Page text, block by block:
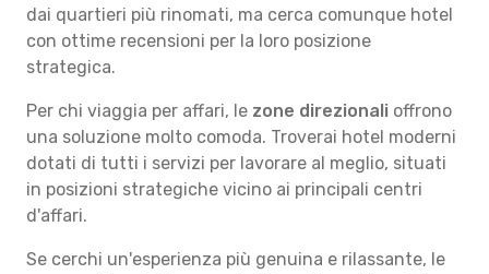
dai quartieri più rinomati, ma cerca comunque hotel
con ottime recensioni per la loro posizione
strategica.
Per chi viaggia per affari, le zone direzionali offrono
una soluzione molto comoda. Troverai hotel moderni
dotati di tutti i servizi per lavorare al meglio, situati
in posizioni strategiche vicino ai principali centri
d'affari.
Se cerchi un'esperienza più genuina e rilassante, le